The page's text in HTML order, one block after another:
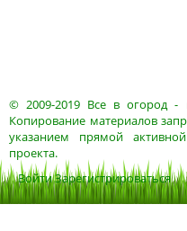
© 2009-2019 Все в огород-
Копирование материалов
указанием прямой
проекта.
ВойтиЗарегистрироваться